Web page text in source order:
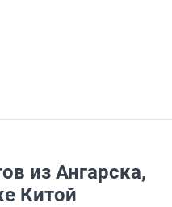
из Ангарска,
Китой